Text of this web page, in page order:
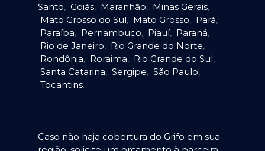
Santo, Goiás, Maranhão, Minas Gerais,
Mato Grosso do Sul, Mato Grosso, Pará,
Paraíba, Pernambuco, Piauí, Paraná,
Rio de Janeiro, Rio Grande do Norte,
Rondônia, Roraima, Rio Grande do Sul,
Santa Catarina, Sergipe, São Paulo,
Tocantins.
Caso não haja cobertura do Grifo em sua